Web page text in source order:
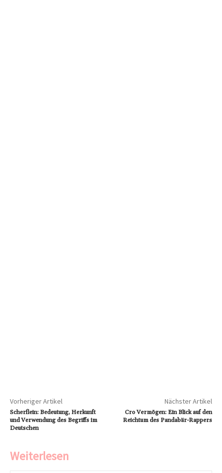
Vorheriger Artikel
Scherflein: Bedeutung, Herkunft
und Verwendung des Begriffs im
Deutschen
Nächster Artikel
Cro Vermögen: Ein Blick auf den
Reichtum des Pandabär-Rappers
Weiterlesen